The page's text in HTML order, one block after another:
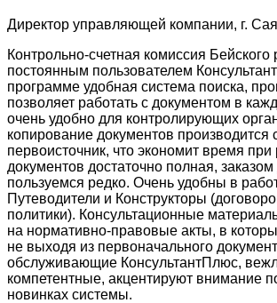
Директор управляющей компании, г.
Контрольно-счетная комиссия Бейского
постоянным пользователем
программе удобная система поиска,
позволяет работать с документом в
очень удобно для контролирующих
копирование документов производится
первоисточник, что экономит время при
документов достаточно полная,
пользуемся редко. Очень удобны в
Путеводители и Конструкторы
политики). Консультационные
на нормативно-правовые акты, в
не выходя из первоначального
обслуживающие КонсультантПлюс,
компетентные, акцентируют внимание
новинках системы.